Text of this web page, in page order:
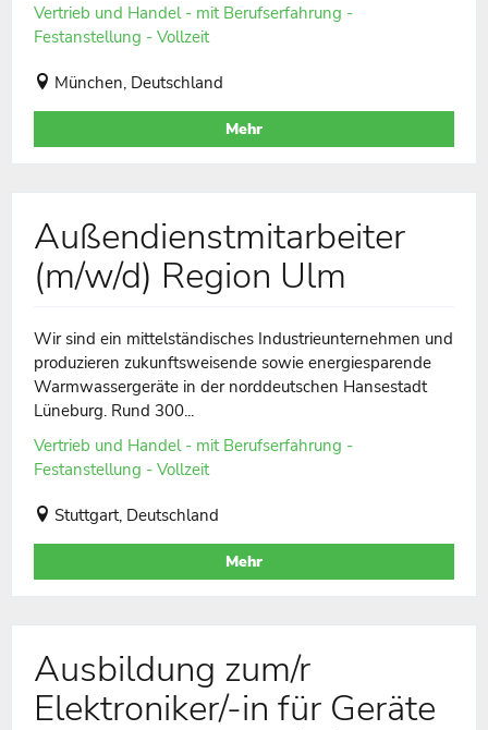
Vertrieb und Handel - mit Berufserfahrung -
Festanstellung - Vollzeit
München, Deutschland
Mehr
Außendienstmitarbeiter
(m/w/d) Region Ulm
Wir sind ein mittelständisches Industrieunternehmen und
produzieren zukunftsweisende sowie energiesparende
Warmwassergeräte in der norddeutschen Hansestadt
Lüneburg. Rund 300...
Vertrieb und Handel - mit Berufserfahrung -
Festanstellung - Vollzeit
Stuttgart, Deutschland
Mehr
Ausbildung zum/r
Elektroniker/-in für Geräte